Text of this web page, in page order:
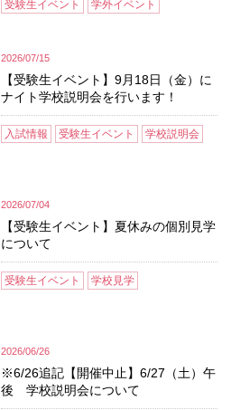
受験生イベント 学外イベント
2026/07/15
【受験生イベント】9月18日（金）に
ナイト学校説明会を行います！
入試情報 受験生イベント 学校説明会
2026/07/04
【受験生イベント】夏休みの個別見学
について
受験生イベント 学校見学
2026/06/26
※6/26追記【開催中止】6/27（土）午
後 学校説明会について